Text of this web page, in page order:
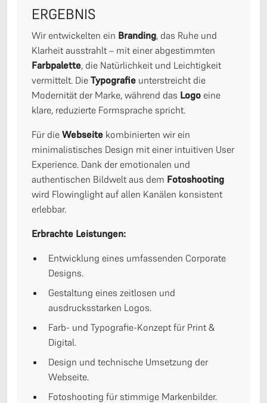
ERGEBNIS
Wir entwickelten ein Branding, das Ruhe und
Klarheit ausstrahlt – mit einer abgestimmten
Farbpalette, die Natürlichkeit und Leichtigkeit
vermittelt. Die Typografie unterstreicht die
Modernität der Marke, während das Logo eine
klare, reduzierte Formsprache spricht.
Für die Webseite kombinierten wir ein
minimalistisches Design mit einer intuitiven User
Experience. Dank der emotionalen und
authentischen Bildwelt aus dem Fotoshooting
wird Flowinglight auf allen Kanälen konsistent
erlebbar.
Erbrachte Leistungen:
Entwicklung eines umfassenden Corporate
Designs.
Gestaltung eines zeitlosen und
ausdrucksstarken Logos.
Farb- und Typografie-Konzept für Print &
Digital.
Design und technische Umsetzung der
Webseite.
Fotoshooting für stimmige Markenbilder.